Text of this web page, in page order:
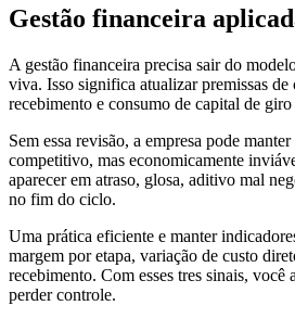
Gestão financeira
A gestão financeira precisa sair do
viva. Isso significa atualizar premissas de
recebimento e consumo de capital de giro
Sem essa revisão, a empresa pode
competitivo, mas economicamente
aparecer em atraso, glosa, aditivo mal
no fim do ciclo.
Uma prática eficiente e manter
margem por etapa, variação de custo
recebimento. Com esses tres sinais, você
perder controle.